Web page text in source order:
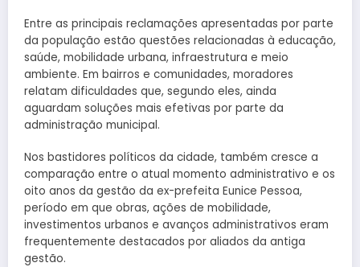
Entre as principais reclamações apresentadas por parte
da população estão questões relacionadas à educação,
saúde, mobilidade urbana, infraestrutura e meio
ambiente. Em bairros e comunidades, moradores
relatam dificuldades que, segundo eles, ainda
aguardam soluções mais efetivas por parte da
administração municipal.
Nos bastidores políticos da cidade, também cresce a
comparação entre o atual momento administrativo e os
oito anos da gestão da ex-prefeita Eunice Pessoa,
período em que obras, ações de mobilidade,
investimentos urbanos e avanços administrativos eram
frequentemente destacados por aliados da antiga
gestão.